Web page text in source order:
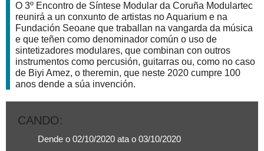
O 3º Encontro de Síntese Modular da Coruña Modulartec
reunirá a un conxunto de artistas no Aquarium e na
Fundación Seoane que traballan na vangarda da música
e que teñen como denominador común o uso de
sintetizadores modulares, que combinan con outros
instrumentos como percusión, guitarras ou, como no caso
de Biyi Amez, o theremin, que neste 2020 cumpre 100
anos dende a súa invención.
CANDO:
Dende o 02/10/2020 ata o 03/10/2020